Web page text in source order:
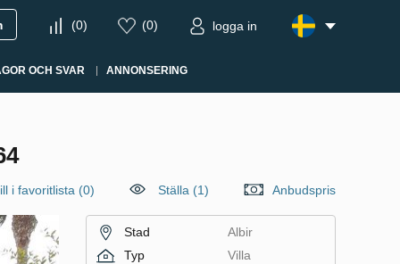
(0) (0) logga in
OCH SVAR ANNONSERING
i favoritlista (0) Ställa (1) Anbudspris
Stad
Albir
Typ
Villa